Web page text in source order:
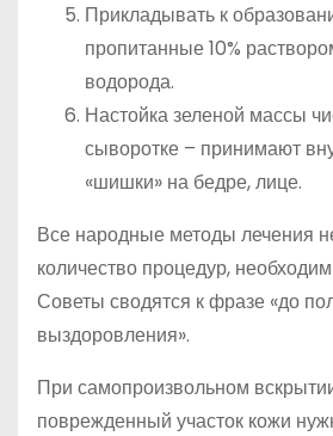
Прикладывать к
пропитанные 10%
водорода.
Настойка зеленой массы
сыворотке – принимают
«шишки» на бедре, лице.
Все народные методы лечения
количество процедур,
Советы сводятся к фразе «до
выздоровления».
При самопроизвольном
поврежденный участок кожи